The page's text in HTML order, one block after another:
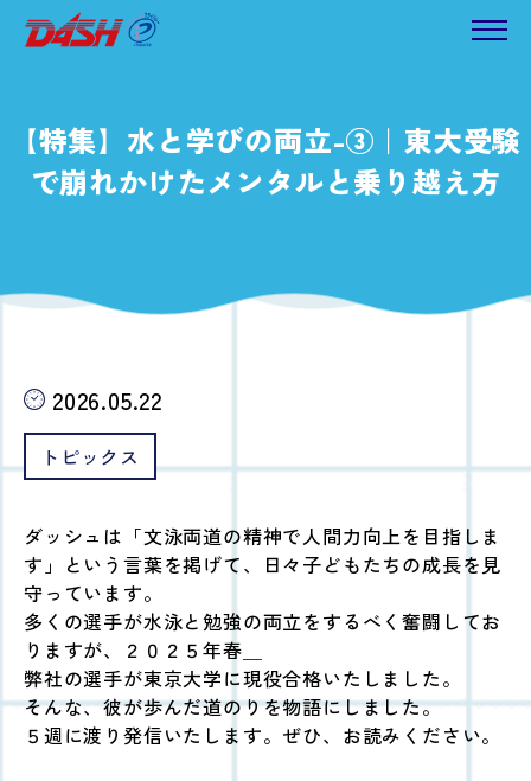
【特集】水と学びの両立-③｜東大受験
で崩れかけたメンタルと乗り越え方
2026.05.22
トピックス
ダッシュは「文泳両道の精神で人間力向上を目指しま
す」という言葉を掲げて、日々子どもたちの成長を見
守っています。
多くの選手が水泳と勉強の両立をするべく奮闘してお
りますが、２０２５年春＿
弊社の選手が東京大学に現役合格いたしました。
そんな、彼が歩んだ道のりを物語にしました。
５週に渡り発信いたします。ぜひ、お読みください。